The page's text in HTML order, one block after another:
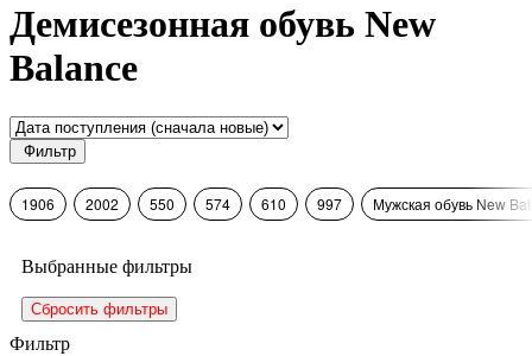
Демисезонная обувь New
Balance
Фильтр
1906 2002 550 574 610 997 Мужская обувь New
Выбранные фильтры
Сбросить фильтры
Фильтр